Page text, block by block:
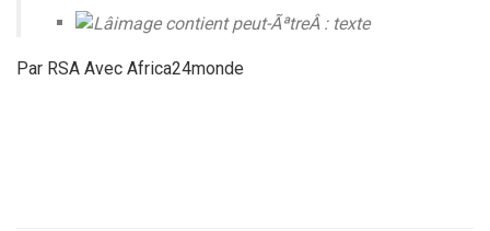
Par RSA Avec Africa24monde